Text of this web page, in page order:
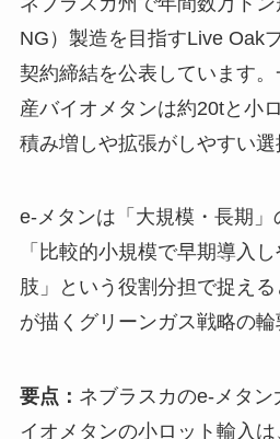
NG）製造を目指すLive Oak
契約締結を公表しています
産バイオメタンは約20tと小
積み増しや拡張がしやすい選
e-メタンは「大規模・長期
「比較的小規模で早期導入
肢」という役割分担で捉え
が描くグリーンガス戦略の輪
要点： ネブラスカのe-メタ
イオメタンの小ロット輸入